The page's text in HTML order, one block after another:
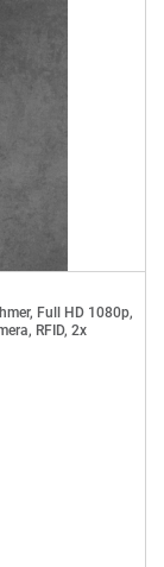
Full HD 1080p,
RFID, 2x